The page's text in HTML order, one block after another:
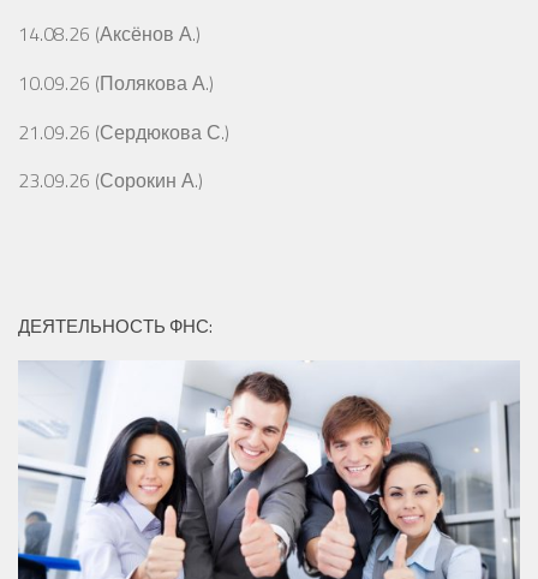
14.08.26 (Аксёнов А.)
10.09.26 (Полякова А.)
21.09.26 (Сердюкова С.)
23.09.26 (Сорокин А.)
ДЕЯТЕЛЬНОСТЬ ФНС: